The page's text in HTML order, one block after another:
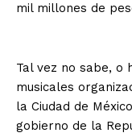
mil millones de
Tal vez no sabe, o
musicales
la Ciudad de
gobierno de la